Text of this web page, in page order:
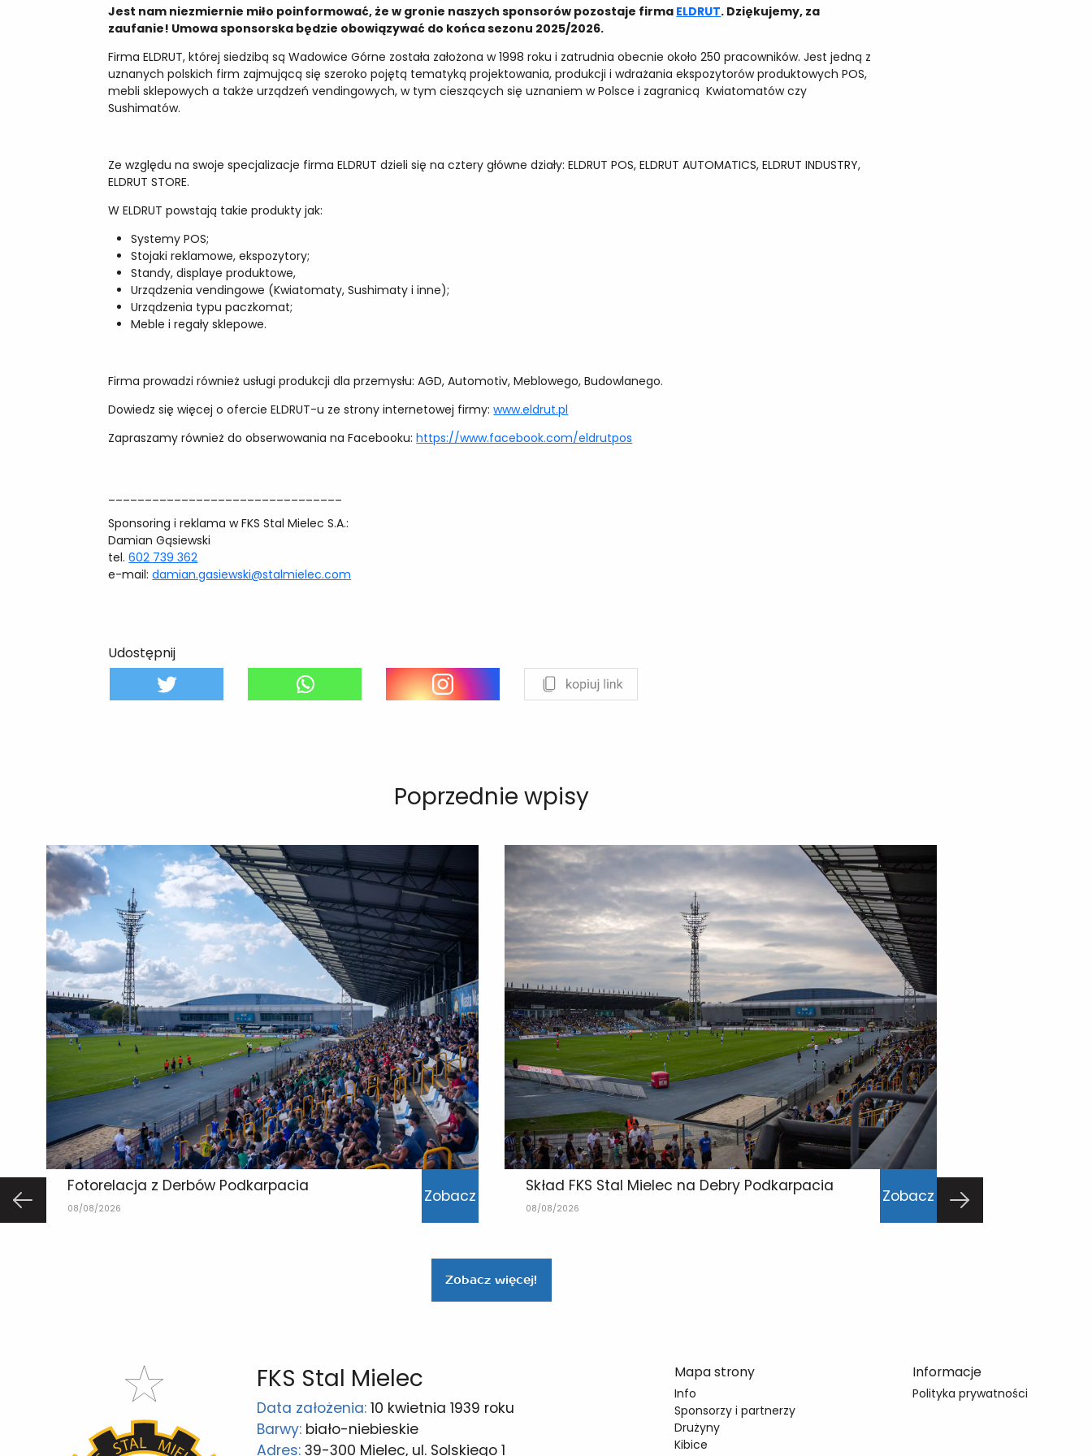
Jest nam niezmiernie miło poinformować, że w gronie naszych sponsorów pozostaje firma ELDRUT. Dziękujemy, za
zaufanie! Umowa sponsorska będzie obowiązywać do końca sezonu 2025/2026.
Firma ELDRUT, której siedzibą są Wadowice Górne została założona w 1998 roku i zatrudnia obecnie około 250 pracowników. Jest jedną z
uznanych polskich firm zajmującą się szeroko pojętą tematyką projektowania, produkcji i wdrażania ekspozytorów produktowych POS,
mebli sklepowych a także urządzeń vendingowych, w tym cieszących się uznaniem w Polsce i zagranicą Kwiatomatów czy
Sushimatów.
Ze względu na swoje specjalizacje firma ELDRUT dzieli się na cztery główne działy: ELDRUT POS, ELDRUT AUTOMATICS, ELDRUT INDUSTRY,
ELDRUT STORE.
W ELDRUT powstają takie produkty jak:
Systemy POS;
Stojaki reklamowe, ekspozytory;
Standy, displaye produktowe,
Urządzenia vendingowe (Kwiatomaty, Sushimaty i inne);
Urządzenia typu paczkomat;
Meble i regały sklepowe.
Firma prowadzi również usługi produkcji dla przemysłu: AGD, Automotiv, Meblowego, Budowlanego.
Dowiedz się więcej o ofercie ELDRUT-u ze strony internetowej firmy:www.eldrut.pl
Zapraszamy również do obserwowania na Facebooku:https://www.facebook.com/eldrutpos
Sponsoring i reklama w FKS Stal Mielec S.A.:
Damian Gąsiewski
tel.602 739 362
e-mail:damian.gasiewski@stalmielec.com
Udostępnij
Poprzednie wpisy
Fotorelacja z Derbów Podkarpacia
08/08/2026
Zobacz
Skład FKS Stal Mielec na Debry Podkarpacia
08/08/2026
Zobacz
Zobacz więcej!
FKS Stal Mielec
Data założenia: 10 kwietnia 1939 roku
Barwy: biało-niebieskie
Adres: 39-300 Mielec, ul. Solskiego 1
Mapa strony
Info
Sponsorzy i partnerzy
Drużyny
Kibice
Informacje
Polityka prywatności